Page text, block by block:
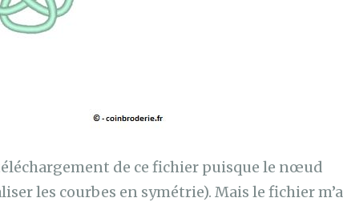
de ce fichier puisque le nœud
les courbes en symétrie). Mais le fichier m’a